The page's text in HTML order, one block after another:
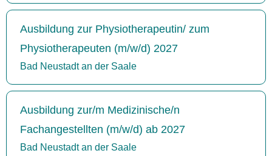
Ausbildung zur Physiotherapeutin/ zum
Physiotherapeuten (m/w/d) 2027
Bad Neustadt an der Saale
Ausbildung zur/m Medizinische/n
Fachangestellten (m/w/d) ab 2027
Bad Neustadt an der Saale